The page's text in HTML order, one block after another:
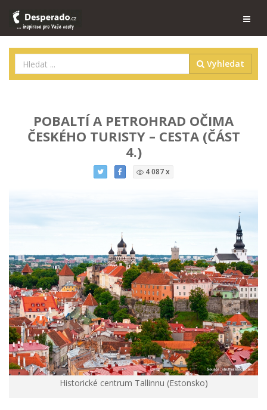
Vyhledat
POBALTÍ A PETROHRAD OČIMA
ČESKÉHO TURISTY – CESTA (ČÁST
4.)
4 087 x
Historické centrum Tallinnu (Estonsko)